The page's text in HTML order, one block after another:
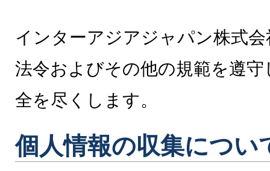
インターアジアジャパン株式
法令およびその他の規範を遵
全を尽くします。
個人情報の収集につい